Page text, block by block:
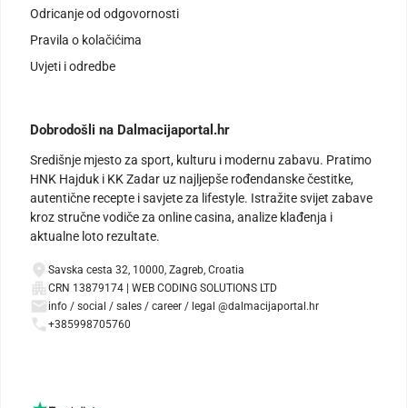
Odricanje od odgovornosti
Pravila o kolačićima
Uvjeti i odredbe
Dobrodošli na Dalmacijaportal.hr
Središnje mjesto za sport, kulturu i modernu zabavu. Pratimo
HNK Hajduk i KK Zadar uz najljepše rođendanske čestitke,
autentične recepte i savjete za lifestyle. Istražite svijet zabave
kroz stručne vodiče za online casina, analize klađenja i
aktualne loto rezultate.
Savska cesta 32, 10000, Zagreb, Croatia
CRN 13879174 | WEB CODING SOLUTIONS LTD
info / social / sales / career / legal @dalmacijaportal.hr
+385998705760